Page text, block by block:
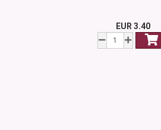
EUR 3.40